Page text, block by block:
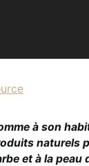
à son
naturels
et à la peau